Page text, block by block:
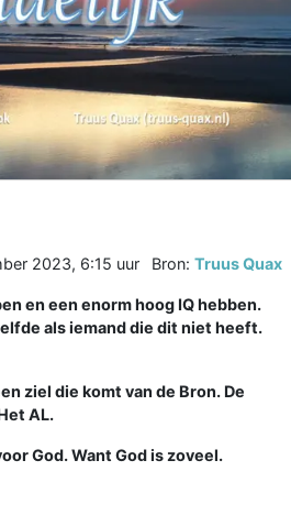
2023, 6:15 uur Bron: Truus Quax
en een enorm hoog IQ hebben.
als iemand die dit niet heeft.
ziel die komt van de Bron. De
AL.
God. Want God is zoveel.